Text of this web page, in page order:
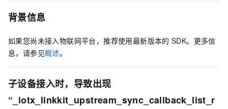
背景信息
如果您尚未接入物联网平台，推荐使用最新版本的 SDK。更多信
息，请参见概述。
子设备接入时，导致出现
“_iotx_linkkit_upstream_sync_callback_list_r